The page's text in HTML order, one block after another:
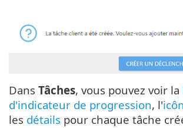
Dans Tâches, vous pouvez voir la
d'indicateur de progression, l'
les détails pour chaque tâche